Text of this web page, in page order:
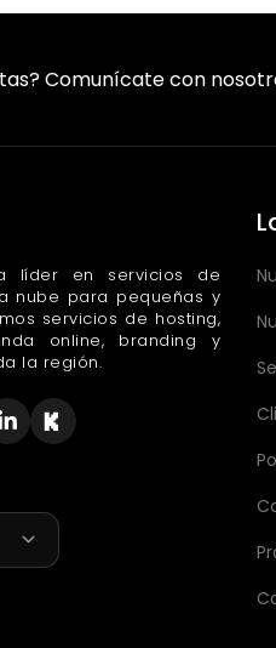
Comunícate con
líder en servicios de
nube para pequeñas y
servicios de hosting,
online, branding y
la región.